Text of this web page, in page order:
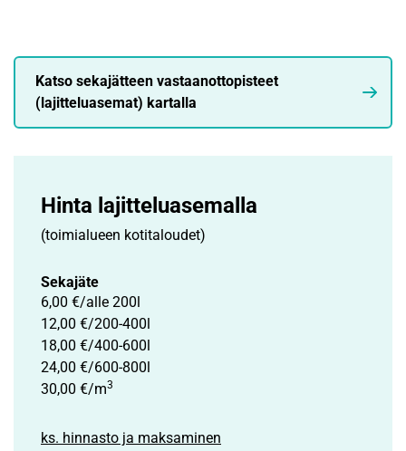
Katso sekajätteen vastaanottopisteet
(lajitteluasemat) kartalla
Hinta lajittelu­asemalla
(toimialueen kotitaloudet)
Sekajäte
6,00 €/alle 200l
12,00 €/200-400l
18,00 €/400-600l
24,00 €/600-800l
30,00 €/m3
ks. hinnasto ja maksaminen